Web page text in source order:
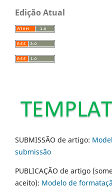
Edição Atual
SUBMISSÃO de artigo:
submissão
PUBLICAÇÃO de artigo
aceito): Modelo de